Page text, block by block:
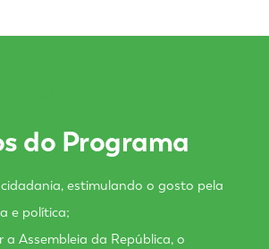
do Programa
estimulando o gosto pela
e política;
Assembleia da República, o